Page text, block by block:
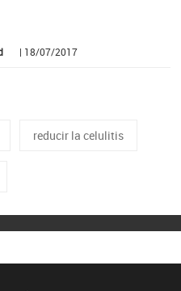
| 18/07/2017
reducir la celulitis